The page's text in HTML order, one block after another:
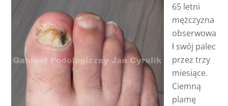
65 letni
mężczyzna
obserwowa
ł swój palec
przez trzy
miesiące.
Ciemną
plamę